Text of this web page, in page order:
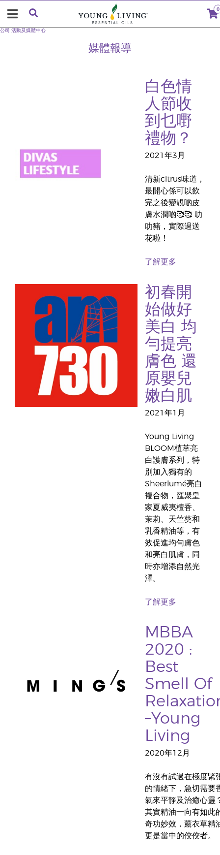
0
媒體報導
公司 活動及媒體中心
白色情
人節收
到乜嘢
禮物？
2021年3月
清新citrus味道，
最開心係可以飲
完之後變靚啲皮
膚水潤啲🥰🥰 叻
叻豬，實際過送
花啦！
了解更多
初春開
始做好
美白 均
勻提亮
膚色 還
原嬰兒
嫩白肌
2021年1月
Young Living
BLOOM植萃亮
白護膚系列，特
別加入獨有的
Sheerlumé亮白
複合物，匯聚皇
家夏威夷檀香、
茉莉、天竺葵和
乳香精油等，有
效促進均勻膚色
和亮白肌膚，同
時亦增添自然光
澤。
了解更多
MBBA
2020 :
Best
Smell Of
–Young
Living
2020年12月
有沒有試過在極度緊
的情緒下，急切需要
氣來平靜及治癒心靈
其實精油一向有如此
奇功妙效，薰衣草精
更是當中的佼佼者。